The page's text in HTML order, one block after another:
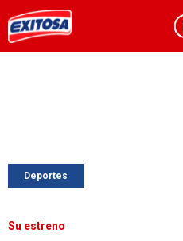
Deportes
Su estreno